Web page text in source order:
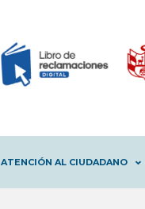
ATENCIÓN AL CIUDADANO